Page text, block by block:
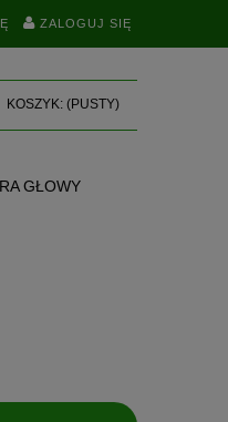
ZALOGUJ SIĘ
KOSZYK: (PUSTY)
GŁOWY